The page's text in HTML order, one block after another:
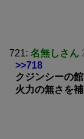
721: 名無しさん
>>718
クジンシーの
火力の無さを